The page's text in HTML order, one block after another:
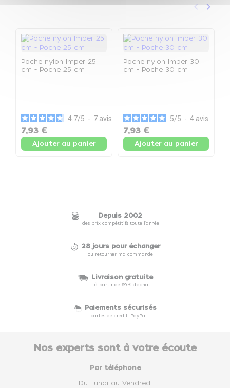
Précédent
keyboard_arrow_leftkeyboard_arrow_right
Poche nylon Imper 25
cm - Poche 25 cm
4.7/5 - 7 avis
7,93 €
Ajouter au panier
Poche nylon Imper 30
cm - Poche 30 cm
5/5 - 4 avis
7,93 €
Ajouter au panier
Depuis 2002
des prix compétitifs toute l'année
28 jours pour échanger
ou retourner ma commande
Livraison gratuite
à partir de 69 € d'achat
Paiements sécurisés
cartes de crédit, PayPal...
Nos experts sont à votre écoute
Par téléphone
Du Lundi au Vendredi